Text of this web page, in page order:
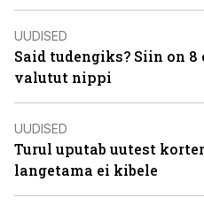
UUDISED
Said tudengiks? Siin on 8
valutut nippi
UUDISED
Turul uputab uutest
langetama ei kibele